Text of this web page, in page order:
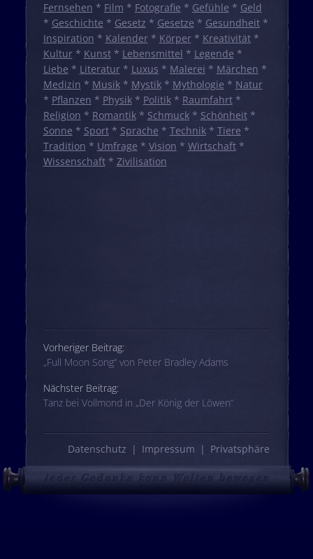
Fernsehen * Film * Fotografie * Gefühle * Geld
* Geschichte * Gesetz * Gesetze * Gesundheit*
Inspiration * Kalender* Körper* Kreativität*
Kultur* Kunst* Lebensmittel * Legende *
Liebe * Literatur* Luxus * Malerei * Märchen *
Medizin * Musik* Mystik* Mythologie * Natur
* Pflanzen * Physik* Politik* Raumfahrt*
Religion * Romantik* Schmuck* Schönheit*
Sonne * Sport* Sprache * Technik* Tiere *
Tradition * Umfrage * Vision * Wirtschaft*
Wissenschaft* Zivilisation
Beitrags-Navigation
Vorheriger Beitrag:
„Full Moon Song“ von Peter Bradley Adams
Nächster Beitrag:
Tanz bei Vollmond in „Der König der Löwen“
Datenschutz Impressum Privatsphäre